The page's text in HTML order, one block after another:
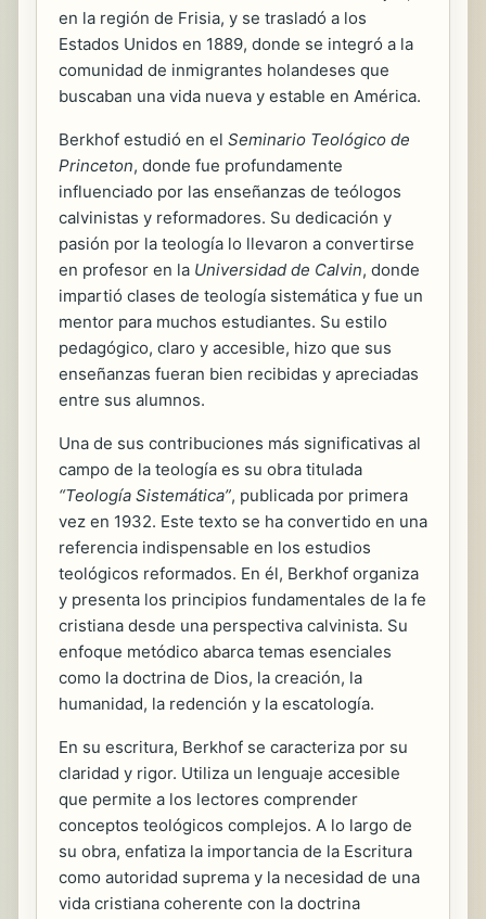
en la región de Frisia, y se trasladó a los
Estados Unidos en 1889, donde se integró a la
comunidad de inmigrantes holandeses que
buscaban una vida nueva y estable en América.
Berkhof estudió en el Seminario Teológico de
Princeton, donde fue profundamente
influenciado por las enseñanzas de teólogos
calvinistas y reformadores. Su dedicación y
pasión por la teología lo llevaron a convertirse
en profesor en la Universidad de Calvin, donde
impartió clases de teología sistemática y fue un
mentor para muchos estudiantes. Su estilo
pedagógico, claro y accesible, hizo que sus
enseñanzas fueran bien recibidas y apreciadas
entre sus alumnos.
Una de sus contribuciones más significativas al
campo de la teología es su obra titulada
“Teología Sistemática”, publicada por primera
vez en 1932. Este texto se ha convertido en una
referencia indispensable en los estudios
teológicos reformados. En él, Berkhof organiza
y presenta los principios fundamentales de la fe
cristiana desde una perspectiva calvinista. Su
enfoque metódico abarca temas esenciales
como la doctrina de Dios, la creación, la
humanidad, la redención y la escatología.
En su escritura, Berkhof se caracteriza por su
claridad y rigor. Utiliza un lenguaje accesible
que permite a los lectores comprender
conceptos teológicos complejos. A lo largo de
su obra, enfatiza la importancia de la Escritura
como autoridad suprema y la necesidad de una
vida cristiana coherente con la doctrina